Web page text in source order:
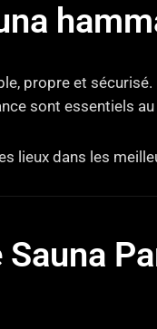
propre et
sont essentiels
lieux dans les